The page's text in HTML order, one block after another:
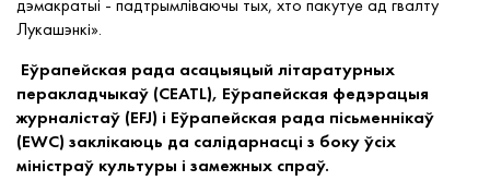
дэмакратыі - падтрымліваючы тых, хто пакутуе ад гвалту
Лукашэнкі».
Еўрапейская рада асацыяцый літаратурных
перакладчыкаў (CEATL), Еўрапейская федэрацыя
журналістаў (EFJ) і Еўрапейская рада пісьменнікаў
(EWC) заклікаюць да салідарнасці з боку ўсіх
міністраў культуры і замежных спраў.